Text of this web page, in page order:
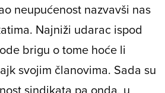
neupućenost nazvavši nas
Najniži udarac ispod
brigu o tome hoće li
svojim članovima. Sada su